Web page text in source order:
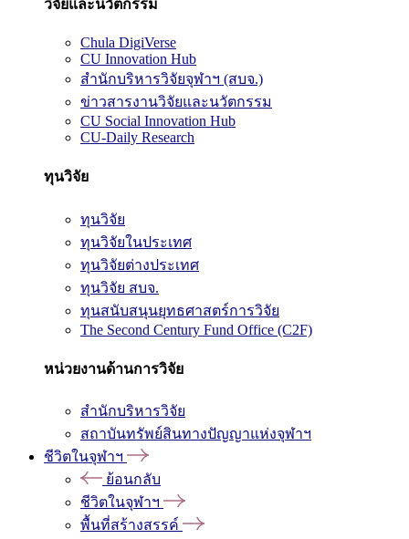
วิจัยและนวัตกรรม
Chula DigiVerse
CU Innovation Hub
สำนักบริหารวิจัยจุฬาฯ (สบจ.)
ข่าวสารงานวิจัยและนวัตกรรม
CU Social Innovation Hub
CU-Daily Research
ทุนวิจัย
ทุนวิจัย
ทุนวิจัยในประเทศ
ทุนวิจัยต่างประเทศ
ทุนวิจัย สบจ.
ทุนสนับสนุนยุทธศาสตร์การวิจัย
The Second Century Fund Office (C2F)
หน่วยงานด้านการวิจัย
สำนักบริหารวิจัย
สถาบันทรัพย์สินทางปัญญาแห่งจุฬาฯ
ชีวิตในจุฬาฯ
ย้อนกลับ
ชีวิตในจุฬาฯ
พื้นที่สร้างสรรค์